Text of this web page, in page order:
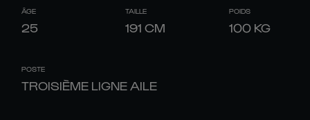
ÂGE
25
TAILLE
191 CM
POIDS
100 KG
POSTE
TROISIÈME LIGNE AILE